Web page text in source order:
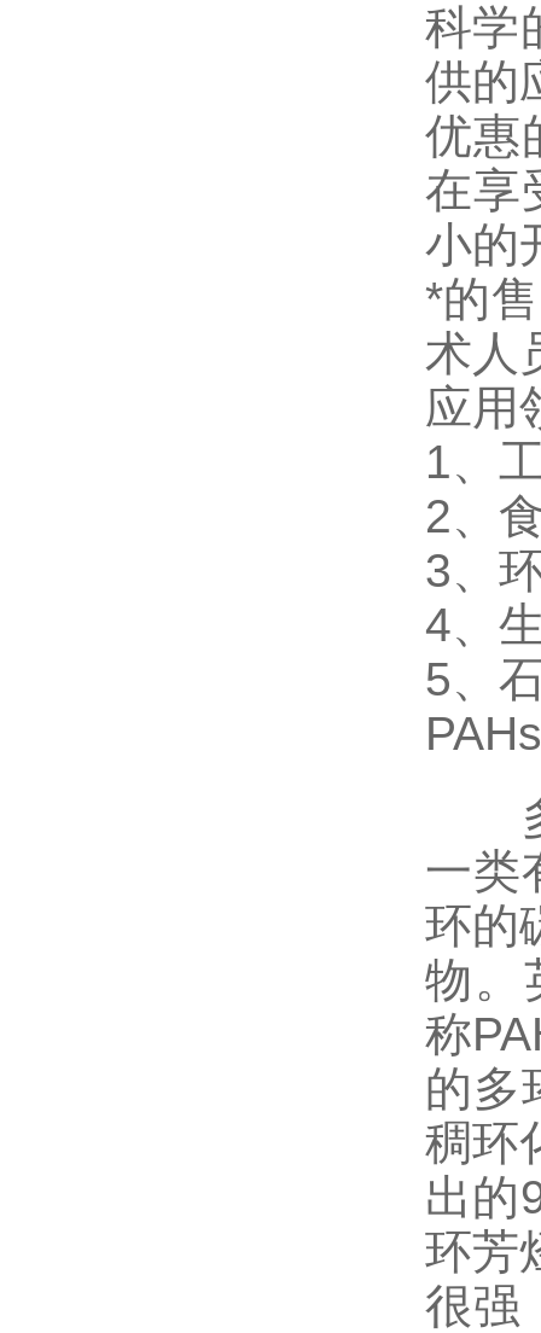
科学
供的
优惠
在享
小的
*的
术人
应用
1、
2、
3、
4、
5、
多
一类
环的
物。
称
的多
稠环
出的
环芳
很强